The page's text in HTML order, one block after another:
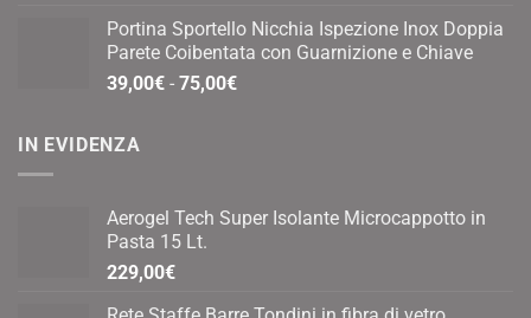
originale
era:
0,40€.
attuale
è:
0,20€.
Portina Sportello Nicchia Ispezione Inox Doppia
Parete Coibentata con Guarnizione e Chiave
39,00€ - 75,00€Fascia
75,00€
IN EVIDENZA
Aerogel Tech Super Isolante Microcappotto in
Pasta 15 Lt.
229,00€